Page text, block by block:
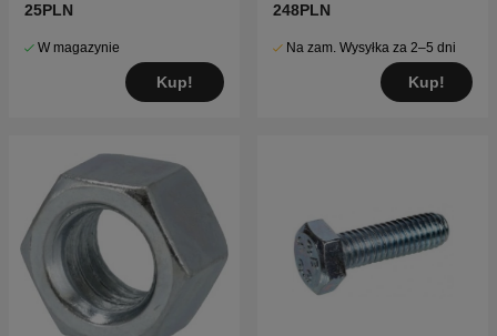
25PLN
W magazynie
Kup!
248PLN
Na zam. Wysyłka za 2–5 dni
Kup!